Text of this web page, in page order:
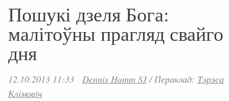
Пошукі дзеля Бога:
малітоўны прагляд свайго
дня
12.10.2013 11:33 Dennis Hamm SJ/Пераклад: Тэрэса
Клімовіч